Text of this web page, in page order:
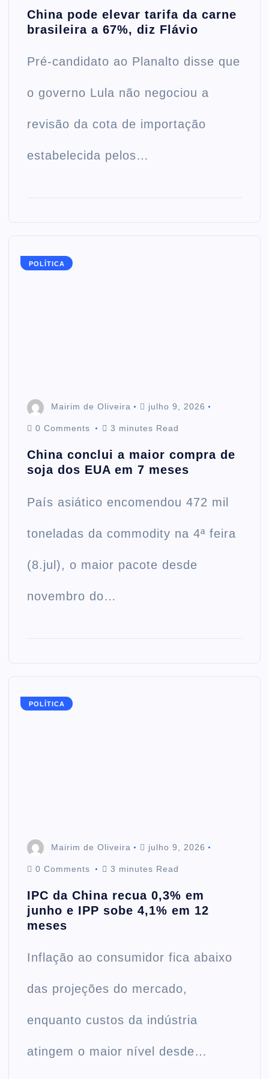
China pode elevar tarifa da carne
brasileira a 67%, diz Flávio
Pré-candidato ao Planalto disse que
o governo Lula não negociou a
revisão da cota de importação
estabelecida pelos…
POLÍTICA
Mairim de Oliveira julho 9, 2026
0 Comments 3 minutes Read
China conclui a maior compra de
soja dos EUA em 7 meses
País asiático encomendou 472 mil
toneladas da commodity na 4ª feira
(8.jul), o maior pacote desde
novembro do…
POLÍTICA
Mairim de Oliveira julho 9, 2026
0 Comments 3 minutes Read
IPC da China recua 0,3% em
junho e IPP sobe 4,1% em 12
meses
Inflação ao consumidor fica abaixo
das projeções do mercado,
enquanto custos da indústria
atingem o maior nível desde…